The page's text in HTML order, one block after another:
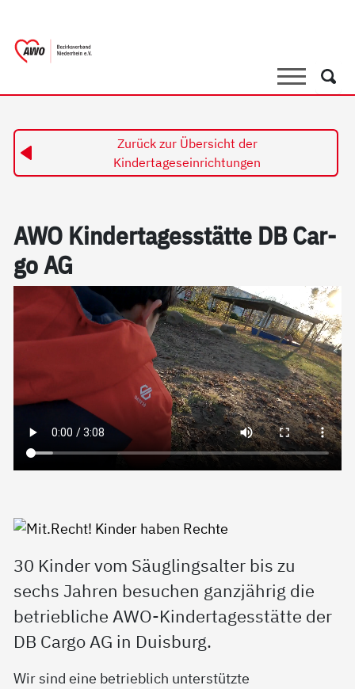
SucheSuche
Zurück zur Übersicht der
Kindertageseinrichtungen
AWO Kin­der­ta­ges­stät­te DB Car­
go AG
30 Kinder vom Säuglingsalter bis zu
sechs Jahren besuchen ganzjährig die
betriebliche AWO-Kindertagesstätte der
DB Cargo AG in Duisburg.
Wir sind eine betrieblich unterstützte